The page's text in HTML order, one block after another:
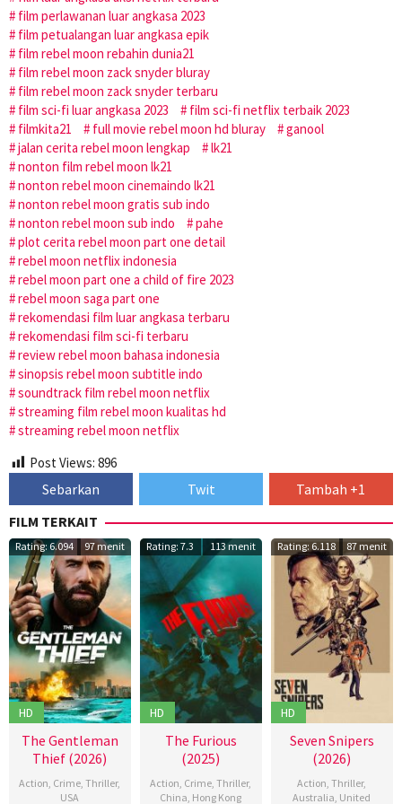
film perlawanan luar angkasa 2023
film petualangan luar angkasa epik
film rebel moon rebahin dunia21
film rebel moon zack snyder bluray
film rebel moon zack snyder terbaru
film sci-fi luar angkasa 2023
film sci-fi netflix terbaik 2023
filmkita21
full movie rebel moon hd bluray
ganool
jalan cerita rebel moon lengkap
lk21
nonton film rebel moon lk21
nonton rebel moon cinemaindo lk21
nonton rebel moon gratis sub indo
nonton rebel moon sub indo
pahe
plot cerita rebel moon part one detail
rebel moon netflix indonesia
rebel moon part one a child of fire 2023
rebel moon saga part one
rekomendasi film luar angkasa terbaru
rekomendasi film sci-fi terbaru
review rebel moon bahasa indonesia
sinopsis rebel moon subtitle indo
soundtrack film rebel moon netflix
streaming film rebel moon kualitas hd
streaming rebel moon netflix
Post Views: 896
Sebarkan Twit
Tambah +1
FILM TERKAIT
Rating: 6.094 97 menit
HD
The Gentleman
Thief (2026)
Action, Crime,Thriller,
USA
Rating: 7.3 113 menit
HD
The Furious
(2025)
Action, Crime,Thriller,
China, Hong Kong
Rating: 6.118 87 menit
HD
Seven Snipers
(2026)
Action,Thriller,
Australia, United